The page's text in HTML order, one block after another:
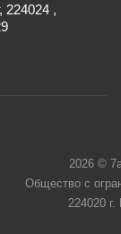
224024 ,
2026 ©
Общество с
224020